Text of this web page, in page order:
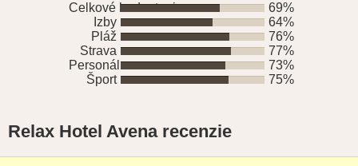
Celkové hodnotenie
69%
Izby
64%
Pláž
76%
Strava
77%
Personál
73%
Šport
75%
Relax Hotel Avena recenzie